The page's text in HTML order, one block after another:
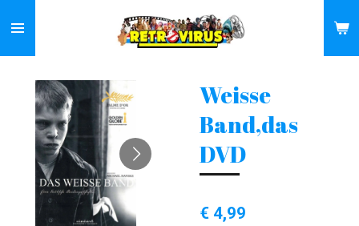
direct
naar
hoofdinhoud
Weisse
Band,das
DVD
€ 4,99